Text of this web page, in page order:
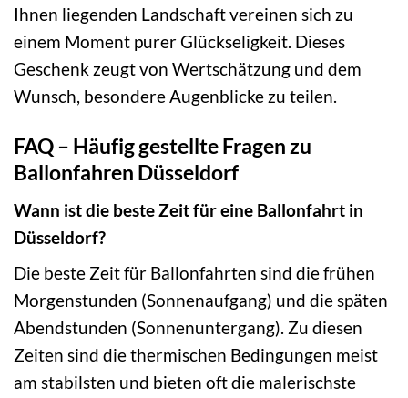
Ihnen liegenden Landschaft vereinen sich zu
einem Moment purer Glückseligkeit. Dieses
Geschenk zeugt von Wertschätzung und dem
Wunsch, besondere Augenblicke zu teilen.
FAQ – Häufig gestellte Fragen zu
Ballonfahren Düsseldorf
Wann ist die beste Zeit für eine Ballonfahrt in
Düsseldorf?
Die beste Zeit für Ballonfahrten sind die frühen
Morgenstunden (Sonnenaufgang) und die späten
Abendstunden (Sonnenuntergang). Zu diesen
Zeiten sind die thermischen Bedingungen meist
am stabilsten und bieten oft die malerischste